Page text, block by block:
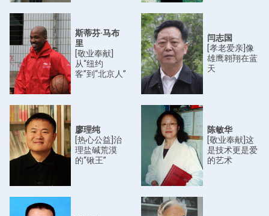
斯蒂芬·马布
里
[敬业奉献]
从“纽约
客”到“北京人”
闫志国
[孝老爱亲]像
雄鹰翱翔在蓝
天
廖理纯
[热心公益]治
理盐碱荒漠
的“锹王”
陈敏华
[敬业奉献]这
是技术更是爱
的艺术